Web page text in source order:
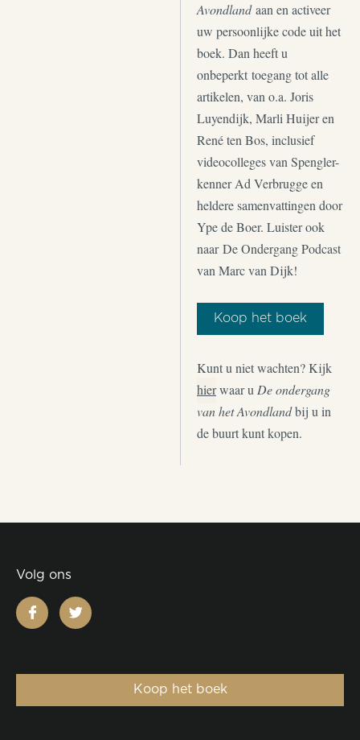
Avondlandaan en activeer
uw persoonlijke code uit het
boek. Dan heeft u
onbeperkt toegang tot alle
artikelen, van o.a. Joris
Luyendijk, Marli Huijer en
René ten Bos, inclusief
videocolleges van Spengler-
kenner Ad Verbrugge en
heldere samenvattingen door
Ype de Boer. Luister ook
naar De Ondergang Podcast
van Marc van Dijk!
Koop het boek
Kunt u niet wachten? Kijk
hierwaar u De ondergang
van het Avondlandbij u in
de buurt kunt kopen.
Volg ons
facebooktwitter
Koop het boek